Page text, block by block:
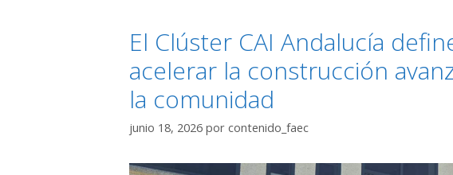
El Clúster CAI Andalucía
acelerar la construcción
la comunidad
junio 18, 2026 por contenido_faec